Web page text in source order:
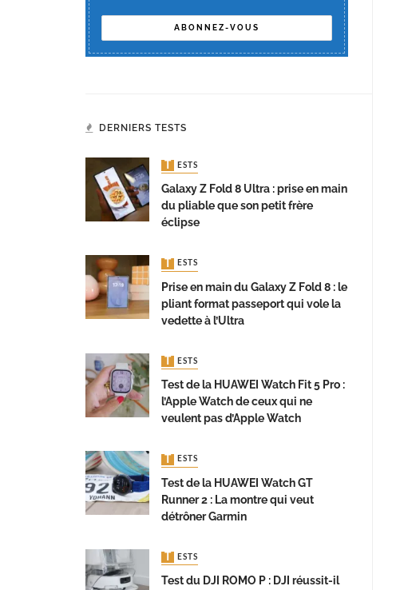
DERNIERS TESTS
TESTS
Galaxy Z Fold 8 Ultra : prise en main
du pliable que son petit frère
éclipse
TESTS
Prise en main du Galaxy Z Fold 8 : le
pliant format passeport qui vole la
vedette à l’Ultra
TESTS
Test de la HUAWEI Watch Fit 5 Pro :
l’Apple Watch de ceux qui ne
veulent pas d’Apple Watch
TESTS
Test de la HUAWEI Watch GT
Runner 2 : La montre qui veut
détrôner Garmin
TESTS
Test du DJI ROMO P : DJI réussit-il